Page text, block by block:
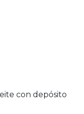
con depósito